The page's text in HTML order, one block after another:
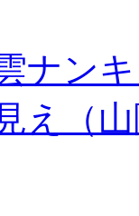
ナン
え（